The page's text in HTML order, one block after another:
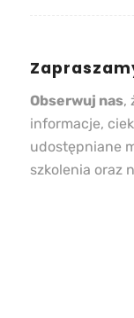
Obserwuj nas,
informacje,
udostępniane
szkolenia oraz